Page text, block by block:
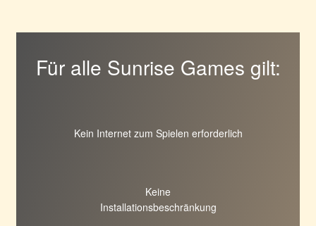
Für alle Sunrise Games gilt:
Kein Internet zum Spielen erforderlich
Keine
Installationsbeschränkung